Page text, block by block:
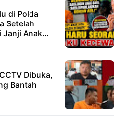
di Polda
Setelah
Janji Anak
Dibuka,
Bantah